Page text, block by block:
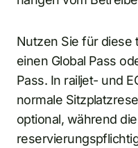
Nutzen Sie für diese
einen Global Pass
Pass. In railjet- und
normale
optional, während